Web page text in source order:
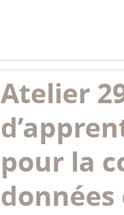
Atelier
pour la